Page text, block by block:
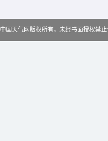
中国天气网版权所有，未经书面授权